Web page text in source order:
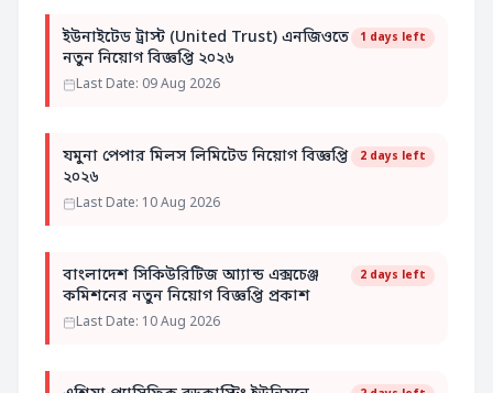
ইউনাইটেড ট্রাস্ট (United Trust) এনজিওতে
নতুন নিয়োগ বিজ্ঞপ্তি ২০২৬
1 days left
Last Date: 09 Aug 2026
যমুনা পেপার মিলস লিমিটেড নিয়োগ বিজ্ঞপ্তি
২০২৬
2 days left
Last Date: 10 Aug 2026
বাংলাদেশ সিকিউরিটিজ আ্যান্ড এক্সচেঞ্জ
কমিশনের নতুন নিয়োগ বিজ্ঞপ্তি প্রকাশ
2 days left
Last Date: 10 Aug 2026